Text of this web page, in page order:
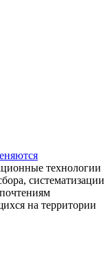
технологии
систематизации
на территории